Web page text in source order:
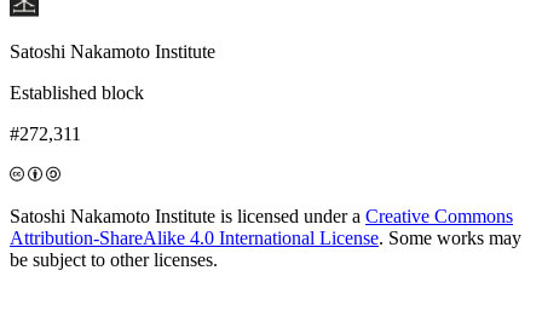
Satoshi Nakamoto Institute
Established block
#272,311
Satoshi Nakamoto Institute is licensed under a Creative Commons
Attribution-ShareAlike 4.0 International License. Some works may
be subject to other licenses.